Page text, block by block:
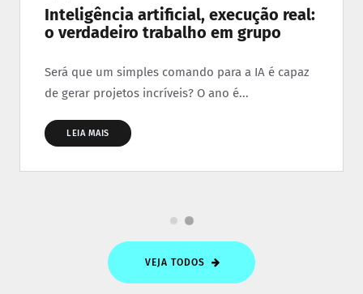
Inteligência artificial, execução real:
o verdadeiro trabalho em grupo
Será que um simples comando para a IA é capaz
de gerar projetos incríveis? O ano é...
LEIA MAIS
VEJA TODOS